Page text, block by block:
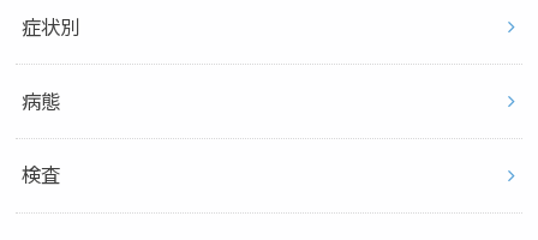
症状別
病態
検査